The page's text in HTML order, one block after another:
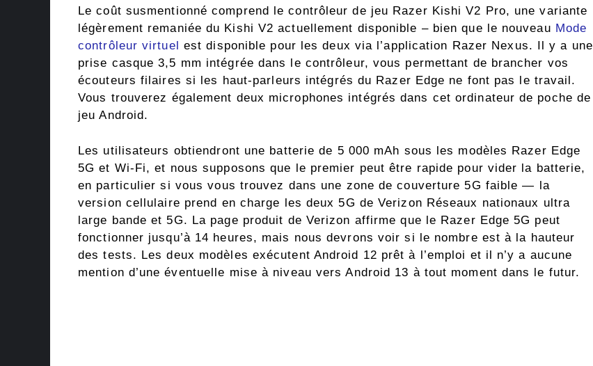
Le coût susmentionné comprend le contrôleur de jeu Razer Kishi V2 Pro, une variante
légèrement remaniée du Kishi V2 actuellement disponible – bien que le nouveau Mode
contrôleur virtuel
est disponible pour les deux via l’application Razer Nexus. Il y a une
prise casque 3,5 mm intégrée dans le contrôleur, vous permettant de brancher vos
écouteurs filaires si les haut-parleurs intégrés du Razer Edge ne font pas le travail.
Vous trouverez également deux microphones intégrés dans cet ordinateur de poche de
jeu Android.
Les utilisateurs obtiendront une batterie de 5 000 mAh sous les modèles Razer Edge
5G et Wi-Fi, et nous supposons que le premier peut être rapide pour vider la batterie,
en particulier si vous vous trouvez dans une zone de couverture 5G faible — la
version cellulaire prend en charge les deux 5G de Verizon Réseaux nationaux ultra
large bande et 5G. La page produit de Verizon affirme que le Razer Edge 5G peut
fonctionner jusqu’à 14 heures, mais nous devrons voir si le nombre est à la hauteur
des tests. Les deux modèles exécutent Android 12 prêt à l’emploi et il n’y a aucune
mention d’une éventuelle mise à niveau vers Android 13 à tout moment dans le futur.